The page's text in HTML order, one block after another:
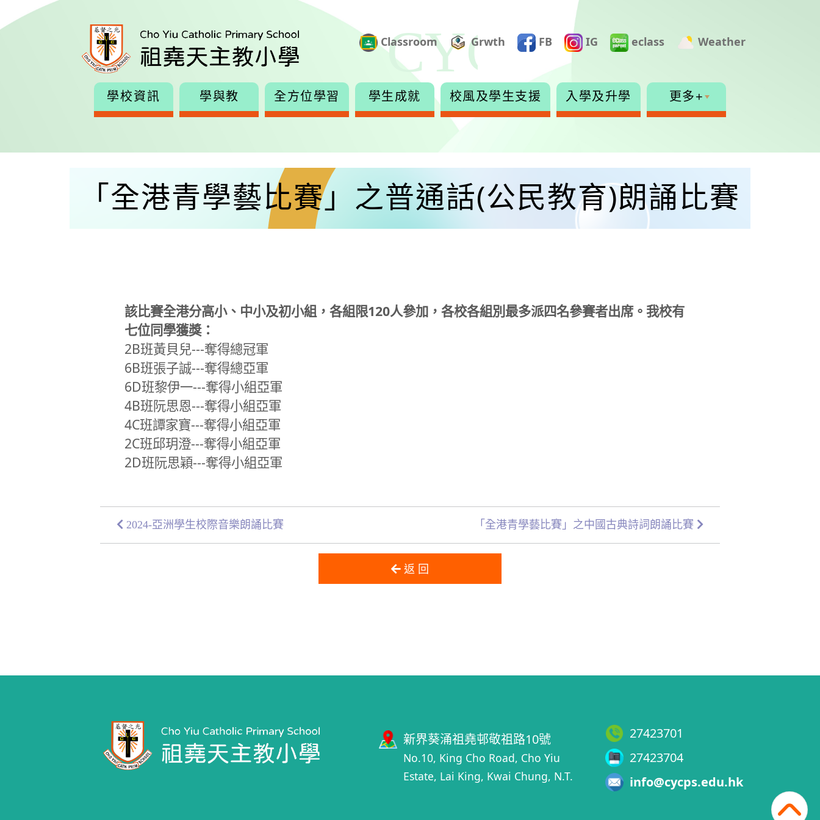
Classroom Grwth FB IG eclass Weather
學校資訊 學與教 全方位學習 學生成就 校風及學生支援 入學及升學 更多+
「全港青學藝比賽」之普通話(公民教育)朗誦比賽
該比賽全港分高小、中小及初小組，各組限120人參加，各校各組別最多派四名參賽者出席。我校有
七位同學獲獎：
2B班黃貝兒---奪得總冠軍
6B班張子誠---奪得總亞軍
6D班黎伊一---奪得小組亞軍
4B班阮思恩---奪得小組亞軍
4C班譚家寶---奪得小組亞軍
2C班邱玥澄---奪得小組亞軍
2D班阮思穎---奪得小組亞軍
2024-亞洲學生校際音樂朗誦比賽 「全港青學藝比賽」之中國古典詩詞朗誦比賽
返 回
新界葵涌祖堯邨敬祖路10號
No.10, King Cho Road, Cho Yiu
Estate, Lai King, Kwai Chung, N.T.
27423701
27423704
info@cycps.edu.hk